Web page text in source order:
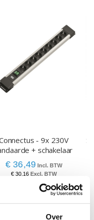
Over
- 9x 230V
+ schakelaar
€ 36,49
€ 30,16